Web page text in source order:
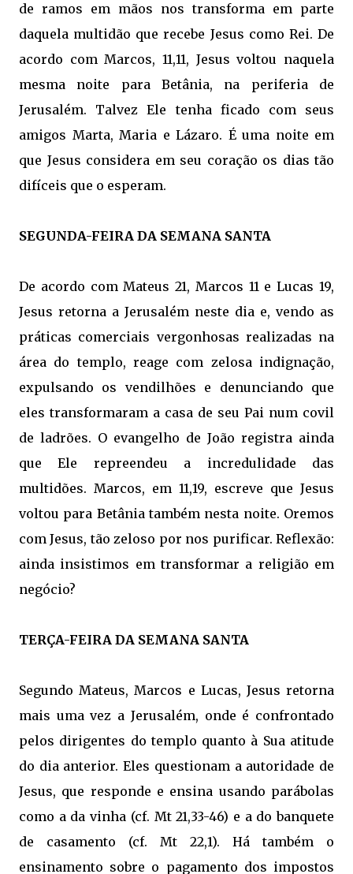
de ramos em mãos nos transforma em parte
daquela multidão que recebe Jesus como Rei. De
acordo com Marcos, 11,11, Jesus voltou naquela
mesma noite para Betânia, na periferia de
Jerusalém. Talvez Ele tenha ficado com seus
amigos Marta, Maria e Lázaro. É uma noite em
que Jesus considera em seu coração os dias tão
difíceis que o esperam.
SEGUNDA-FEIRA DA SEMANA SANTA
De acordo com Mateus 21, Marcos 11 e Lucas 19,
Jesus retorna a Jerusalém neste dia e, vendo as
práticas comerciais vergonhosas realizadas na
área do templo, reage com zelosa indignação,
expulsando os vendilhões e denunciando que
eles transformaram a casa de seu Pai num covil
de ladrões. O evangelho de João registra ainda
que Ele repreendeu a incredulidade das
multidões. Marcos, em 11,19, escreve que Jesus
voltou para Betânia também nesta noite. Oremos
com Jesus, tão zeloso por nos purificar. Reflexão:
ainda insistimos em transformar a religião em
negócio?
TERÇA-FEIRA DA SEMANA SANTA
Segundo Mateus, Marcos e Lucas, Jesus retorna
mais uma vez a Jerusalém, onde é confrontado
pelos dirigentes do templo quanto à Sua atitude
do dia anterior. Eles questionam a autoridade de
Jesus, que responde e ensina usando parábolas
como a da vinha (cf. Mt 21,33-46) e a do banquete
de casamento (cf. Mt 22,1). Há também o
ensinamento sobre o pagamento dos impostos